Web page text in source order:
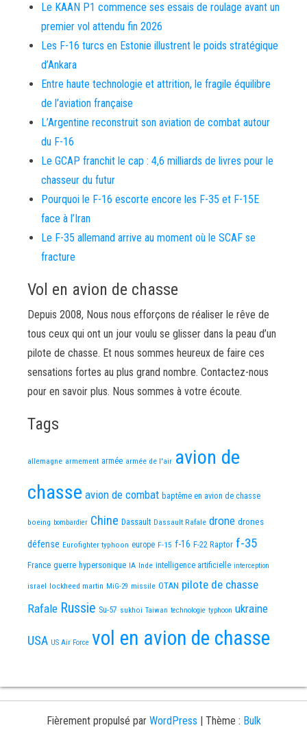
Le KAAN P1 commence ses essais de roulage avant un
premier vol attendu fin 2026
Les F-16 turcs en Estonie illustrent le poids stratégique
d’Ankara
Entre haute technologie et attrition, le fragile équilibre
de l’aviation française
L’Argentine reconstruit son aviation de combat autour
du F-16
Le GCAP franchit le cap : 4,6 milliards de livres pour le
chasseur du futur
Pourquoi le F-16 escorte encore les F-35 et F-15E
face à l’Iran
Le F-35 allemand arrive au moment où le SCAF se
fracture
Vol en avion de chasse
Depuis 2008, Nous nous efforçons de réaliser le rêve de
tous ceux qui ont un jour voulu se glisser dans la peau d’un
pilote de chasse. Et nous sommes heureux de faire ces
sensations fortes au plus grand nombre. Contactez-nous
pour en savoir plus. Nous sommes à votre écoute.
Tags
allemagne armement armée armée de l'air avion de
chasse avion de combat baptême en avion de chasse
boeing bombardier Chine Dassault Dassault Rafale drone drones
défense Eurofighter typhoon europe F-15 f-16 F-22 Raptor f-35
France guerre hypersonique IA Inde intelligence artificielle interception
israel lockheed martin MiG-29 missile OTAN pilote de chasse
Rafale Russie Su-57 sukhoi Taiwan technologie typhoon ukraine
USA US Air Force vol en avion de chasse
Fièrement propulsé par WordPress | Thème : Bulk